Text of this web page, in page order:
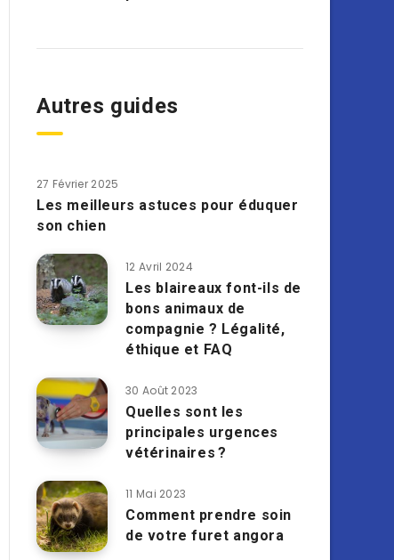
Autres guides
27 Février 2025
Les meilleurs astuces pour éduquer
son chien
12 Avril 2024
Les blaireaux font-ils de
bons animaux de
compagnie ? Légalité,
éthique et FAQ
30 Août 2023
Quelles sont les
principales urgences
vétérinaires ?
11 Mai 2023
Comment prendre soin
de votre furet angora